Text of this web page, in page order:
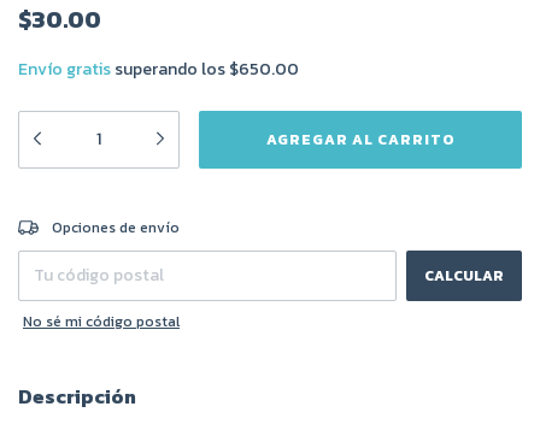
$30.00
Envío gratissuperando los$650.00
Entregas para el CP:
Opciones de envío
CALCULAR
No sé mi código postal
Descripción